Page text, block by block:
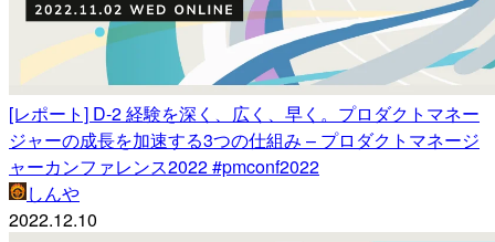
[レポート] D-2 経験を深く、広く、早く。プロダクトマネー
ジャーの成長を加速する3つの仕組み – プロダクトマネージ
ャーカンファレンス2022 #pmconf2022
しんや
2022.12.10